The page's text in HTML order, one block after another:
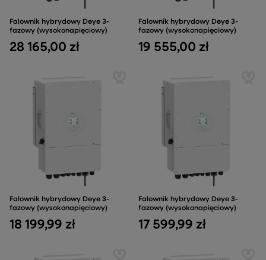
Falownik hybrydowy Deye 3-
fazowy (wysokonapięciowy)
28 165,00 zł
Falownik hybrydowy Deye 3-
fazowy (wysokonapięciowy)
19 555,00 zł
Falownik hybrydowy Deye 3-
fazowy (wysokonapięciowy)
18 199,99 zł
Falownik hybrydowy Deye 3-
fazowy (wysokonapięciowy)
17 599,99 zł